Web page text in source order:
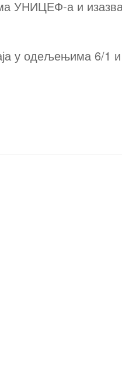
УНИЦЕФ-а и
у одељењима 6/1 и